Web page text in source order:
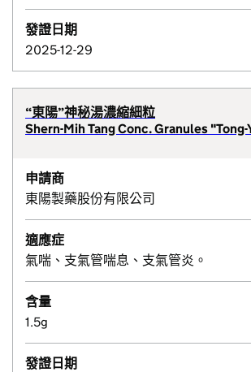
發證日期
2025-12-29
“東陽”神秘湯濃縮細粒
Shern-Mih Tang Conc. Granules "Tong-
申請商
東陽製藥股份有限公司
適應症
氣喘、支氣管喘息、支氣管炎。
含量
1.5g
發證日期